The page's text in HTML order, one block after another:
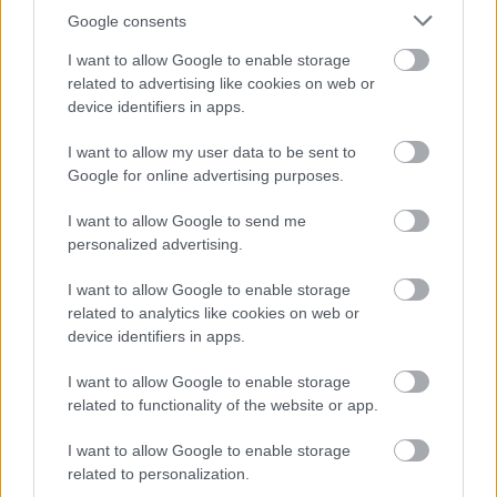
Google consents
I want to allow Google to enable storage
related to advertising like cookies on web or
device identifiers in apps.
I want to allow my user data to be sent to
Google for online advertising purposes.
I want to allow Google to send me
personalized advertising.
I want to allow Google to enable storage
related to analytics like cookies on web or
device identifiers in apps.
I want to allow Google to enable storage
related to functionality of the website or app.
I want to allow Google to enable storage
related to personalization.
αλήθεια ενοχλεί. Η υποκρισία όχι…
Τα λόγια είναι περιττά